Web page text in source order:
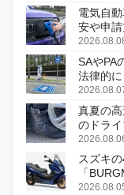
電気自
安や申
SAやPA
法律的
真夏の
のドラ
スズキ
「
変更し、